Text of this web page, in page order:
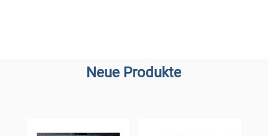
Neue Produkte